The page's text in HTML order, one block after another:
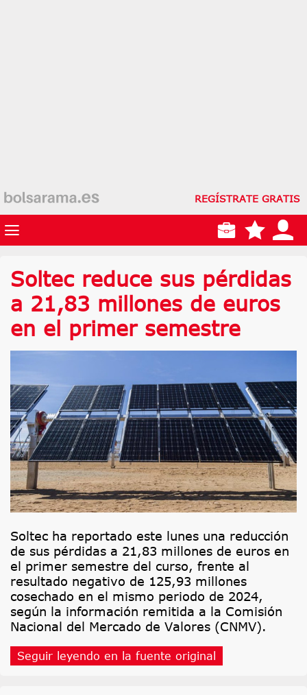
REGÍSTRATE GRATIS
Soltec reduce sus pérdidas
a 21,83 millones de euros
en el primer semestre
Soltec ha reportado este lunes una reducción
de sus pérdidas a 21,83 millones de euros en
el primer semestre del curso, frente al
resultado negativo de 125,93 millones
cosechado en el mismo periodo de 2024,
según la información remitida a la Comisión
Nacional del Mercado de Valores (CNMV).
Seguir leyendo en la fuente original